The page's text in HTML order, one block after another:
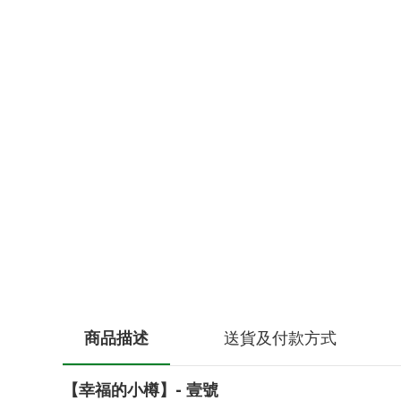
商品描述 送貨及付款方式
【幸福的小樽】- 壹號